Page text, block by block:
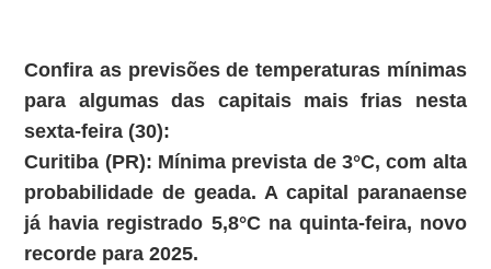
Confira as previsões de temperaturas mínimas
para algumas das capitais mais frias nesta
sexta-feira (30):
Curitiba (PR): Mínima prevista de 3°C, com alta
probabilidade de geada. A capital paranaense
já havia registrado 5,8°C na quinta-feira, novo
recorde para 2025.